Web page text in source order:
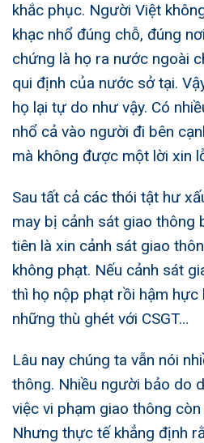
khắc phục. Người Việt
khạc nhổ đúng chỗ, đúng
chứng là họ ra nước ngoài
qui định của nước sở tại.
họ lại tự do như vậy. Có
nhổ cả vào người đi bên
mà không được một lời xin
Sau tất cả các thói tật hư
may bị cảnh sát giao thông
tiên là xin cảnh sát giao
không phạt. Nếu cảnh sát
thì họ nộp phạt rồi hậm
những thù ghét với CSGT…
Lâu nay chúng ta vẫn nói
thông. Nhiều người bảo do
việc vi phạm giao thông
Nhưng thực tế khẳng định